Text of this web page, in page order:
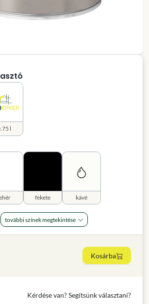
l
fekete kávé
további színek megtekintése
Kosárba
Kérdése van? Segítsünk választani?